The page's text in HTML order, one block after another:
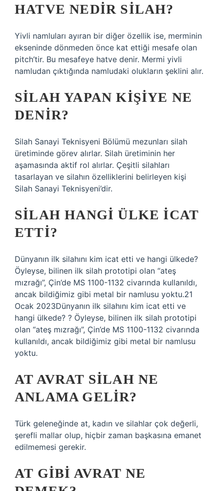
HATVE NEDIR SILAH?
Yivli namluları ayıran bir diğer özellik ise, merminin
ekseninde dönmeden önce kat ettiği mesafe olan
pitch’tir. Bu mesafeye hatve denir. Mermi yivli
namludan çıktığında namludaki olukların şeklini alır.
SILAH YAPAN KIŞIYE NE
DENIR?
Silah Sanayi Teknisyeni Bölümü mezunları silah
üretiminde görev alırlar. Silah üretiminin her
aşamasında aktif rol alırlar. Çeşitli silahları
tasarlayan ve silahın özelliklerini belirleyen kişi
Silah Sanayi Teknisyeni’dir.
SILAH HANGI ÜLKE ICAT
ETTI?
Dünyanın ilk silahını kim icat etti ve hangi ülkede?
Öyleyse, bilinen ilk silah prototipi olan “ateş
mızrağı”, Çin’de MS 1100-1132 civarında kullanıldı,
ancak bildiğimiz gibi metal bir namlusu yoktu.21
Ocak 2023Dünyanın ilk silahını kim icat etti ve
hangi ülkede? ? Öyleyse, bilinen ilk silah prototipi
olan “ateş mızrağı”, Çin’de MS 1100-1132 civarında
kullanıldı, ancak bildiğimiz gibi metal bir namlusu
yoktu.
AT AVRAT SILAH NE
ANLAMA GELIR?
Türk geleneğinde at, kadın ve silahlar çok değerli,
şerefli mallar olup, hiçbir zaman başkasına emanet
edilmemesi gerekir.
AT GIBI AVRAT NE